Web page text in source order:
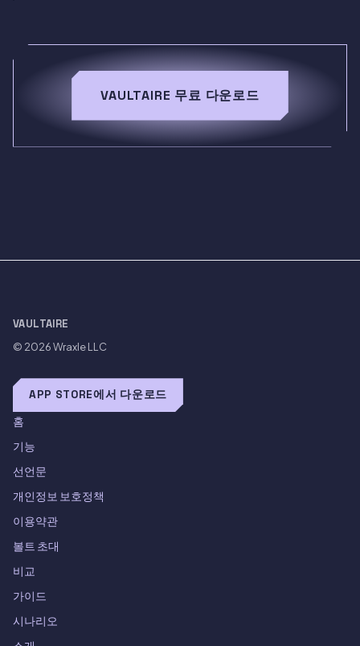
VAULTAIRE 무료 다운로드
VAULTAIRE
© 2026Wraxle LLC
APP STORE에서 다운로드
홈
기능
선언문
개인정보 보호정책
이용약관
볼트 초대
비교
가이드
시나리오